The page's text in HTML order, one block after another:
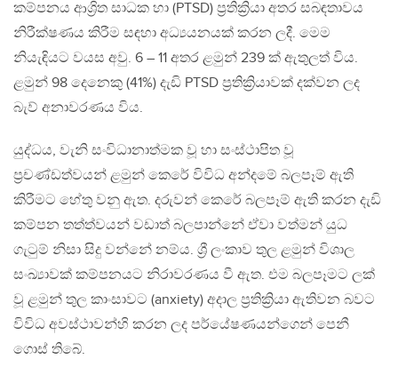
කම්පනය ආශ්‍රිත සාධක හා (PTSD) ප්‍රතික්‍රියා අතර සබඳතාවය
නිරීක්ෂණය කිරීම සඳහා අධ්‍යයනයක් කරන ලදී. මෙම
නියැඳියට වයස අවු. 6 – 11 අතර ළමුන් 239 ක් ඇතුලත් විය.
ළමුන් 98 දෙනෙකු (41%) දැඩි PTSD ප්‍රතික්‍රියාවක් දක්වන ලද
බැව් අනාවරණය විය.
යුද්ධය, වැනි සංවිධානාත්මක වූ හා සංස්ථාපිත වූ
ප්‍රචණ්ඩත්වයන් ළමුන් කෙරේ විවිධ අන්දමේ බලපෑම් ඇති
කිරීමට හේතු වනු ඇත. දරුවන් කෙරේ බලපෑම් ඇති කරන දැඩි
කම්පන තත්ත්වයන් වඩාත් බලපාන්නේ ඒවා වත්මන් යුධ
ගැටුම් නිසා සිදු වන්නේ නම්ය. ශ්‍රී ලංකාව තුල ළමුන් විශාල
සංඛ්‍යාවක් කම්පනයට නිරාවරණය වී ඇත. එම බලපෑමට ලක්
වූ ළමුන් තුල කාංසාවට (anxiety) අදාල ප්‍රතික්‍රියා ඇතිවන බවට
විවිධ අවස්ථාවන්හි කරන ලද පර්යේෂණයන්ගෙන් පෙනී
ගොස් තිබේ.